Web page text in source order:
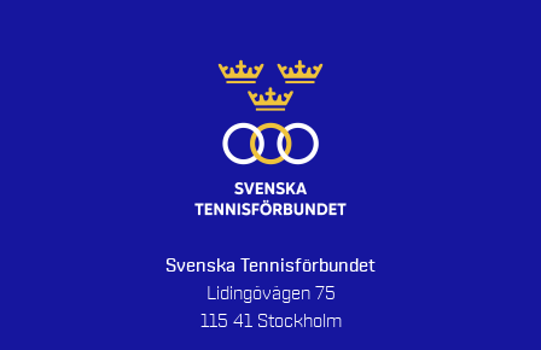
Svenska Tennisförbundet
Lidingövägen 75
115 41 Stockholm